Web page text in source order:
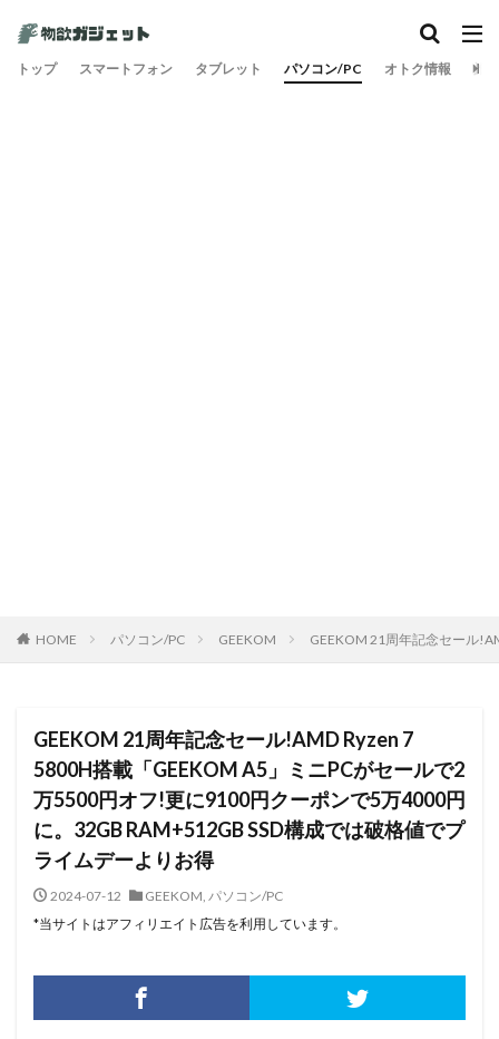
トップ スマートフォン タブレット パソコン/PC オトク情報 旅
HOME パソコン/PC GEEKOM GEEKOM 21周年記念セール
GEEKOM 21周年記念セール!AMD Ryzen 7
5800H搭載「GEEKOM A5」ミニPCがセールで2
万5500円オフ!更に9100円クーポンで5万4000円
に。32GB RAM+512GB SSD構成では破格値でプ
ライムデーよりお得
2024-07-12 GEEKOM, パソコン/PC
*当サイトはアフィリエイト広告を利用しています。
カテゴリー